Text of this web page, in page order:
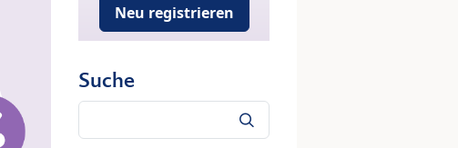
Neu registrieren
Suche